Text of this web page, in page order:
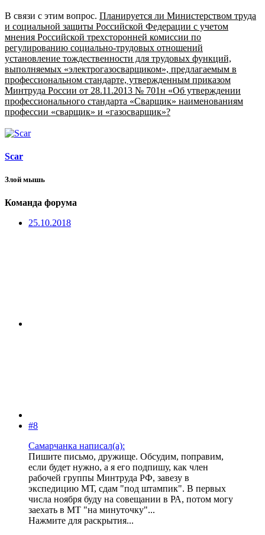
В связи с этим вопрос. Планируется ли Министерством труда
и социальной защиты Российской Федерации с учетом
мнения Российской трехсторонней комиссии по
регулированию социально-трудовых отношений
установление тождественности для трудовых функций,
выполняемых «электрогазосварщиком», предлагаемым в
профессиональном стандарте, утвержденным приказом
Минтруда России от 28.11.2013 № 701н «Об утверждении
профессионального стандарта «Сварщик» наименованиям
профессии «сварщик» и «газосварщик»?
Scar
Злой мышь
Команда форума
25.10.2018
#8
Самарчанка написал(а):
Пишите письмо, дружище. Обсудим, поправим,
если будет нужно, а я его подпишу, как член
рабочей группы Минтруда РФ, завезу в
экспедицию МТ, сдам "под штампик". В первых
числа ноября буду на совещании в РА, потом могу
заехать в МТ "на минуточку"...
Нажмите для раскрытия...